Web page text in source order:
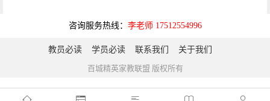
咨询服务热线： 李老师 17512554996
教员必读 学员必读 联系我们 关于我们
百城精英家教联盟 版权所有